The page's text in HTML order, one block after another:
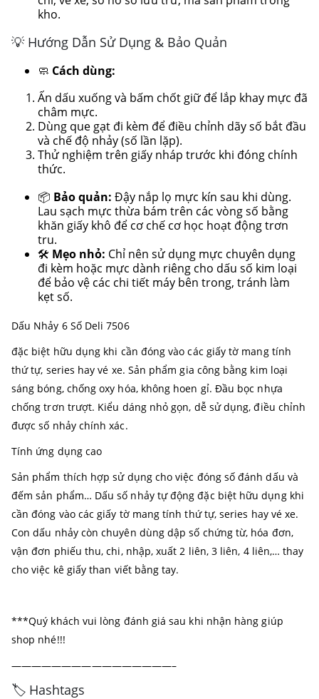
kho.
💡 Hướng Dẫn Sử Dụng & Bảo Quản
🧼 Cách dùng:
Ấn dấu xuống và bấm chốt giữ để lắp khay mực đã
châm mực.
Dùng que gạt đi kèm để điều chỉnh dãy số bắt đầu
và chế độ nhảy (số lần lặp).
Thử nghiệm trên giấy nháp trước khi đóng chính
thức.
📦 Bảo quản: Đậy nắp lọ mực kín sau khi dùng.
Lau sạch mực thừa bám trên các vòng số bằng
khăn giấy khô để cơ chế cơ học hoạt động trơn
tru.
🛠️ Mẹo nhỏ: Chỉ nên sử dụng mực chuyên dụng
đi kèm hoặc mực dành riêng cho dấu số kim loại
để bảo vệ các chi tiết máy bên trong, tránh làm
kẹt số.
Dấu Nhảy 6 Số Deli 7506
đặc biệt hữu dụng khi cần đóng vào các giấy tờ mang tính
thứ tự, series hay vé xe. Sản phẩm gia công bằng kim loại
sáng bóng, chống oxy hóa, không hoen gỉ. Đầu bọc nhựa
chống trơn trượt. Kiểu dáng nhỏ gọn, dễ sử dụng, điều chỉnh
được số nhảy chính xác.
Tính ứng dụng cao
Sản phẩm thích hợp sử dụng cho việc đóng số đánh dấu và
đếm sản phẩm… Dấu số nhảy tự động đặc biệt hữu dụng khi
cần đóng vào các giấy tờ mang tính thứ tự, series hay vé xe.
Con dấu nhảy còn chuyên dùng dập số chứng từ, hóa đơn,
vận đơn phiếu thu, chi, nhập, xuất 2 liên, 3 liên, 4 liên,… thay
cho việc kê giấy than viết bằng tay.
***Quý khách vui lòng đánh giá sau khi nhận hàng giúp
shop nhé!!!
————————————————–
🏷️ Hashtags